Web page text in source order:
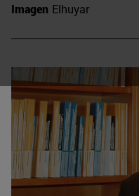
Imagen Elhuyar